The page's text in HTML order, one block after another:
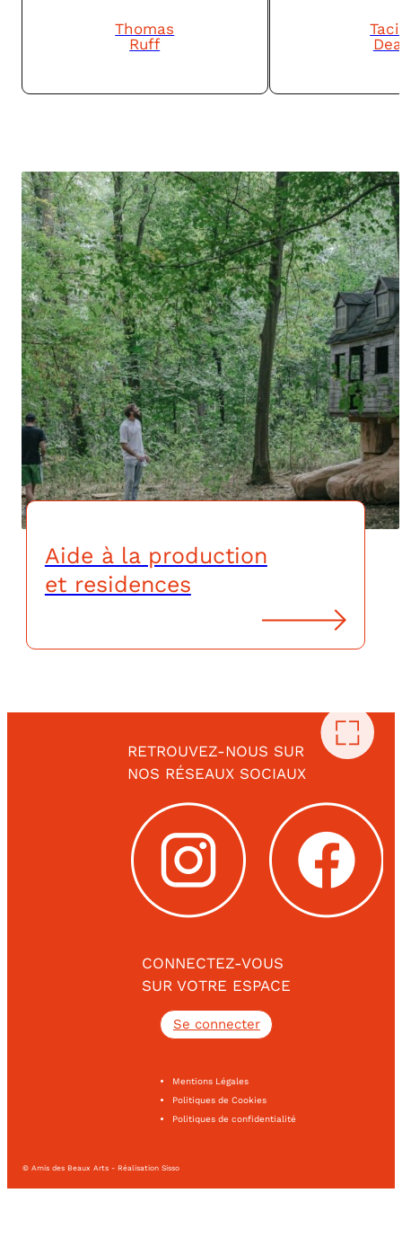
Thomas
Ruff
Aide à la production
et residences
RETROUVEZ-NOUS SUR
NOS RÉSEAUX SOCIAUX
CONNECTEZ-VOUS
SUR VOTRE ESPACE
Se connecter
Mentions Légales
Politiques de Cookies
Politiques de confidentialité
© Amis des Beaux Arts - Réalisation Sisso